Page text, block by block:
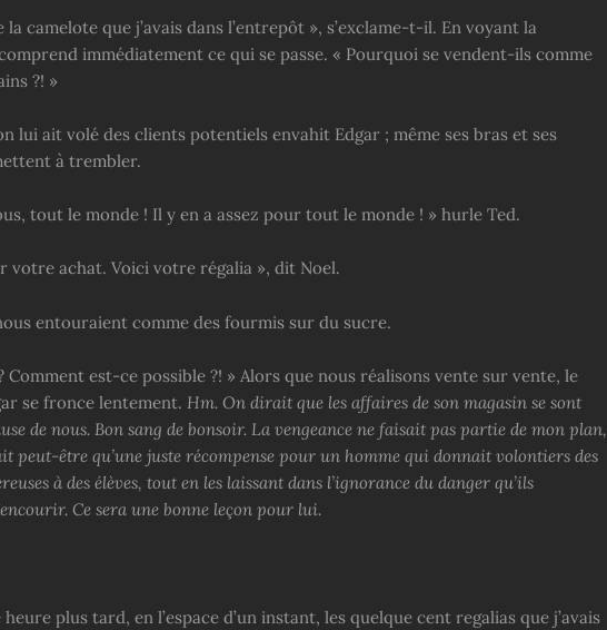
la camelote que j’avais dans l’entrepôt », s’exclame-t-il. En voyant la
immédiatement ce qui se passe. « Pourquoi se vendent-ils comme
?! »
lui ait volé des clients potentiels envahit Edgar ; même ses bras et ses
à trembler.
tout le monde ! Il y en a assez pour tout le monde ! » hurle Ted.
votre achat. Voici votre régalia », dit Noel.
entouraient comme des fourmis sur du sucre.
Comment est-ce possible ?! » Alors que nous réalisons vente sur vente, le
se fronce lentement. Hm. On dirait que les affaires de son magasin se sont
de nous. Bon sang de bonsoir. La vengeance ne faisait pas partie de mon plan,
peut-être qu’une juste récompense pour un homme qui donnait volontiers des
à des élèves, tout en les laissant dans l’ignorance du danger qu’ils
Ce sera une bonne leçon pour lui.
plus tard, en l’espace d’un instant, les quelque cent regalias que j’avais